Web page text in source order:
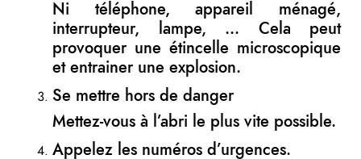
Ni téléphone, appareil ménagé,
interrupteur, lampe, … Cela peut
provoquer une étincelle microscopique
et entrainer une explosion.
Se mettre hors de danger
Mettez-vous à l’abri le plus vite possible.
Appelez les numéros d’urgences.